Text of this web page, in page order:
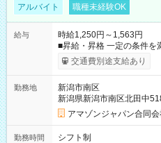
アルバイト 職種未経験OK
給与
時給1,250円～1,563円
■昇給・昇格 一定の条件を
まで昇給の機会があります。 ■正社員登用制度あり ※月末締
月25日支払い ※時間外手
☆Amazon直雇用で安定して働けます！ 【
あり 試用期間の長さ：1週
です。
交通費別途支給あり
勤務地
新潟市南区
新潟県新潟市南区北田中
アマゾンジャパン合同会
勤務時間
シフト制